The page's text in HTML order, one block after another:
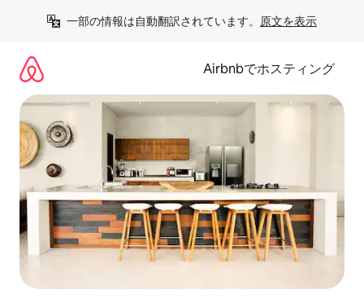
一部の情報は自動翻訳されています。 原文を表示
Airbnbでホスティング